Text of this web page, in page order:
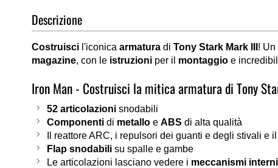
di
immagini
Descrizione
Costruisci l'iconica armatura di Tony Stark Mark III ! Un
magazine, con le istruzioni per il montaggio e
Iron Man - Costruisci la mitica armatura di Tony
52 articolazioni snodabili
Componenti di metallo e ABS di alta qualità
Il reattore ARC, i repulsori dei guanti e degli stivali e
Flap snodabili su spalle e gambe
Le articolazioni lasciano vedere i meccanismi interni